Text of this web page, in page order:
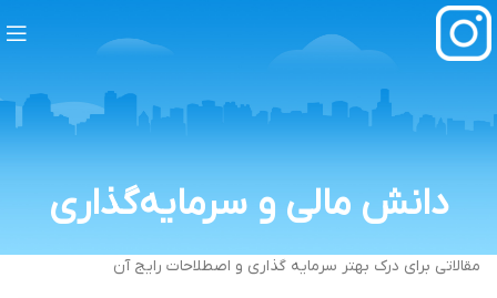
دانش مالی و سرمایه‌گذاری
مقالاتی برای درک بهتر سرمایه گذاری و اصطلاحات رایج آن